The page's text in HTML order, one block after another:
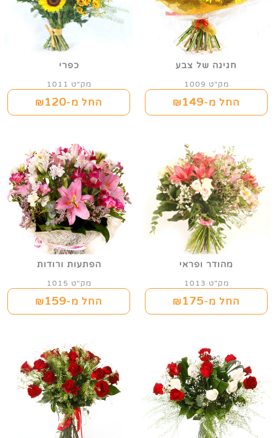
חגיגה של צבע
מק"ט 1009
החל מ-₪149
כפרי
מק"ט 1011
החל מ-₪120
מהודר ופראי
מק"ט 1013
החל מ-₪175
הפתעות ורודות
מק"ט 1015
החל מ-₪159